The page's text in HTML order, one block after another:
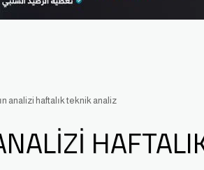
analizi haftalık teknik analiz